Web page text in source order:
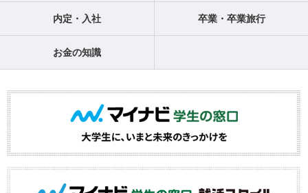
内定・入社 卒業・卒業旅行
お金の知識